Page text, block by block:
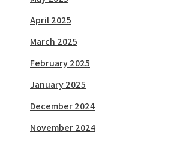
April 2025
March 2025
February 2025
January 2025
December 2024
November 2024